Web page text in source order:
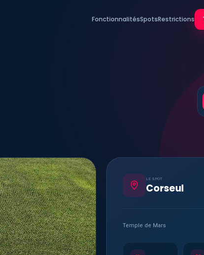
FonctionnalitésSpotsRestrictions
LE SPOT
Corseul
Temple de Mars